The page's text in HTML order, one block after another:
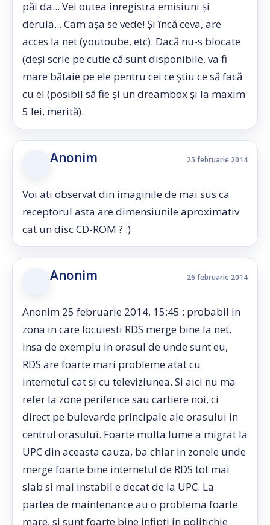
păi da... Vei outea înregistra emisiuni și
derula... Cam așa se vede! Și încă ceva, are
acces la net (youtoube, etc). Dacă nu-s blocate
(deși scrie pe cutie că sunt disponibile, va fi
mare bătaie pe ele pentru cei ce știu ce să facă
cu el (posibil să fie și un dreambox și la maxim
5 lei, merită).
Anonim 25 februarie 2014
Voi ati observat din imaginile de mai sus ca
receptorul asta are dimensiunile aproximativ
cat un disc CD-ROM ? :)
Anonim 26 februarie 2014
Anonim 25 februarie 2014, 15:45 : probabil in
zona in care locuiesti RDS merge bine la net,
insa de exemplu in orasul de unde sunt eu,
RDS are foarte mari probleme atat cu
internetul cat si cu televiziunea. Si aici nu ma
refer la zone periferice sau cartiere noi, ci
direct pe bulevarde principale ale orasului in
centrul orasului. Foarte multa lume a migrat la
UPC din aceasta cauza, ba chiar in zonele unde
merge foarte bine internetul de RDS tot mai
slab si mai instabil e decat de la UPC. La
partea de maintenance au o problema foarte
mare, si sunt foarte bine infipti in politichie